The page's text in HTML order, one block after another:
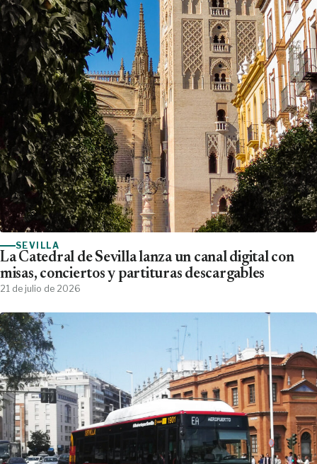
SEVILLA
La Catedral de Sevilla lanza un canal digital con
misas, conciertos y partituras descargables
21 de julio de 2026